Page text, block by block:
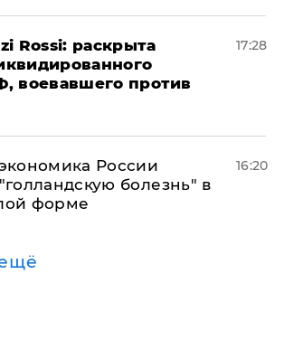
Rossi: раскрыта
воевавшего против
17:28
России
болезнь" в
форме
16:20